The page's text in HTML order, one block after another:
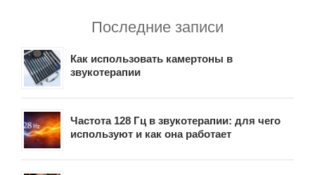
Последние записи
Как использовать камертоны в
звукотерапии
Частота 128 Гц в звукотерапии: для чего
используют и как она работает